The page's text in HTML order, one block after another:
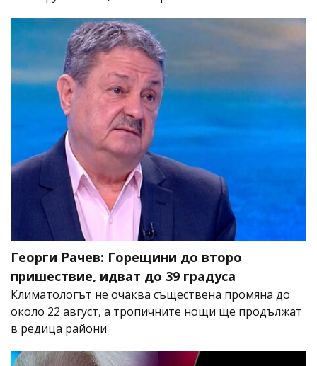
Георги Рачев: Горещини до второ
пришествие, идват до 39 градуса
Климатологът не очаква съществена промяна до
около 22 август, а тропичните нощи ще продължат
в редица райони